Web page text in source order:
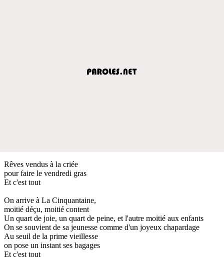
Rêves vendus à la criée
pour faire le vendredi gras
Et c'est tout
On arrive à La Cinquantaine,
moitié déçu, moitié content
Un quart de joie, un quart de peine, et l'autre moitié aux enfants
On se souvient de sa jeunesse comme d'un joyeux chapardage
Au seuil de la prime vieillesse
on pose un instant ses bagages
Et c'est tout